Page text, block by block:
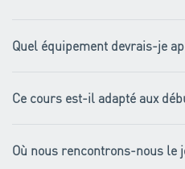
Quel équipement devrais-je
Ce cours est-il adapté aux
Où nous rencontrons-nous le